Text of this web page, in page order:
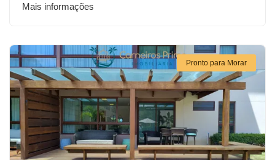
Mais informações
Pronto para Morar